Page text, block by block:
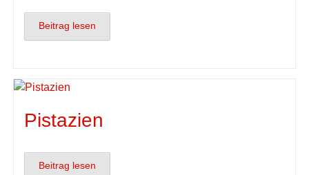
Beitrag lesen
Pistazien
Beitrag lesen